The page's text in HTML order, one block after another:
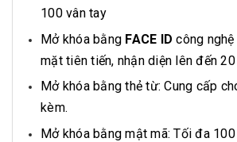
100 vân tay
Mở khóa bằng FACE ID công
mặt tiên tiến, nhận diện lên đến
Mở khóa bằng thẻ từ: Cung cấp
kèm.
Mở khóa bằng mật mã: Tối đa